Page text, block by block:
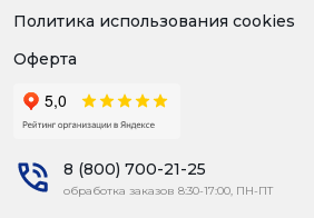
Политика использования cookies
Оферта
8 (800) 700-21-25
обработка заказов 8:30-17:00, ПН-ПТ